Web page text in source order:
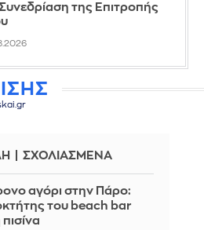
της Επιτροπής
ΣΧΟΛΙΑΣΜΕΝΑ
αγόρι στην Πάρο:
του beach bar